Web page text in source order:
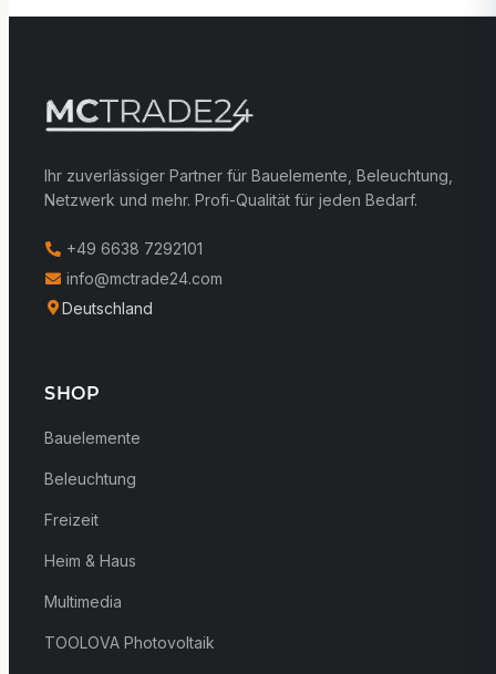
Ihr zuverlässiger Partner für Bauelemente, Beleuchtung,
Netzwerk und mehr. Profi-Qualität für jeden Bedarf.
+49 6638 7292101
info@mctrade24.com
Deutschland
SHOP
Bauelemente
Beleuchtung
Freizeit
Heim & Haus
Multimedia
TOOLOVA Photovoltaik